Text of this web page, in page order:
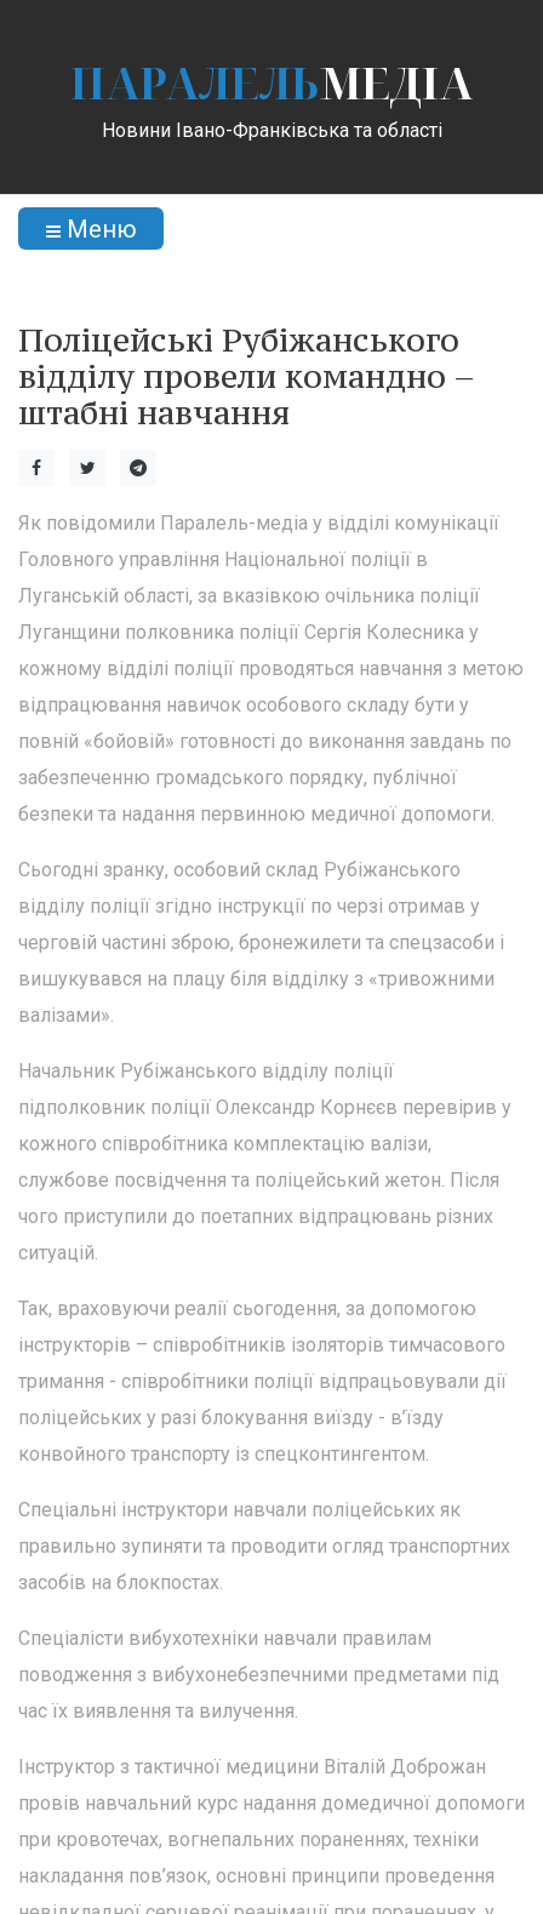
ПАРАЛЕЛЬМЕДІА
Новини Івано-Франківська та області
Меню
Поліцейські Рубіжанського
відділу провели командно –
штабні навчання
Як повідомили Паралель-медіа у відділі комунікації
Головного управління Національної поліції в
Луганській області, за вказівкою очільника поліції
Луганщини полковника поліції Сергія Колесника у
кожному відділі поліції проводяться навчання з метою
відпрацювання навичок особового складу бути у
повній «бойовій» готовності до виконання завдань по
забезпеченню громадського порядку, публічної
безпеки та надання первинною медичної допомоги.
Сьогодні зранку, особовий склад Рубіжанського
відділу поліції згідно інструкції по черзі отримав у
черговій частині зброю, бронежилети та спецзасоби і
вишукувався на плацу біля відділку з «тривожними
валізами».
Начальник Рубіжанського відділу поліції
підполковник поліції Олександр Корнєєв перевірив у
кожного співробітника комплектацію валізи,
службове посвідчення та поліцейський жетон. Після
чого приступили до поетапних відпрацювань різних
ситуацій.
Так, враховуючи реалії сьогодення, за допомогою
інструкторів – співробітників ізоляторів тимчасового
тримання - співробітники поліції відпрацьовували дії
поліцейських у разі блокування виїзду - в’їзду
конвойного транспорту із спецконтингентом.
Спеціальні інструктори навчали поліцейських як
правильно зупиняти та проводити огляд транспортних
засобів на блокпостах.
Спеціалісти вибухотехніки навчали правилам
поводження з вибухонебезпечними предметами під
час їх виявлення та вилучення.
Інструктор з тактичної медицини Віталій Доброжан
провів навчальний курс надання домедичної допомоги
при кровотечах, вогнепальних пораненнях, техніки
накладання пов’язок, основні принципи проведення